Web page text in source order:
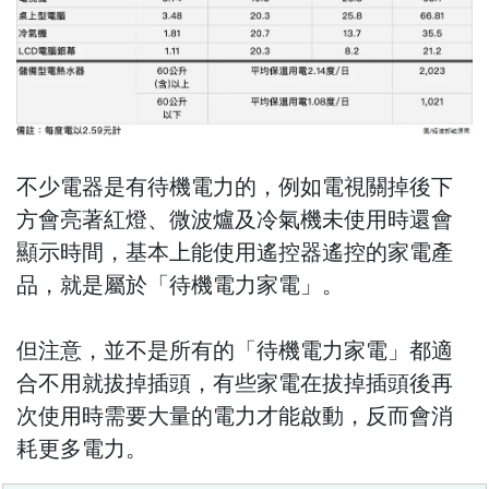
不少電器是有待機電力的，例如電視關掉後下
方會亮著紅燈、微波爐及冷氣機未使用時還會
顯示時間，基本上能使用遙控器遙控的家電產
品，就是屬於「待機電力家電」。
但注意，並不是所有的「待機電力家電」都適
合不用就拔掉插頭，有些家電在拔掉插頭後再
次使用時需要大量的電力才能啟動，反而會消
耗更多電力。